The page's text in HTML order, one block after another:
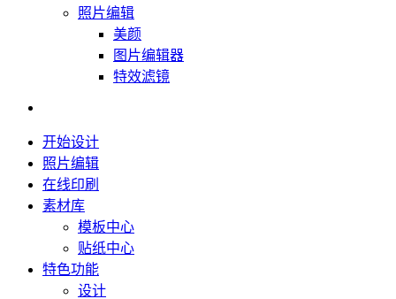
照片编辑
美颜
图片编辑器
特效滤镜
开始设计
照片编辑
在线印刷
素材库
模板中心
贴纸中心
特色功能
设计